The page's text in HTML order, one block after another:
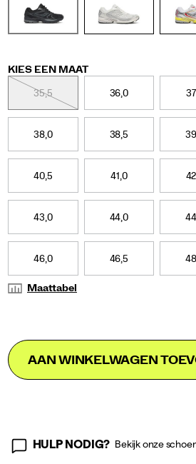
blends
clean
vibrant,
distinctive
details,
including
webbed
shank
cage
design,
light‑refracting
geometric
metallic
overlays,
and
lightweight,
Variations
KIES EEN MAAT
35,5 36,0
38,0 38,5
40,5 41,0
43,0 44,0
46,0 46,5
Maattabel
Product
Actions
Add
to
cart
false
AAN WINKELWAGEN
HULP NODIG? Bekijk onze